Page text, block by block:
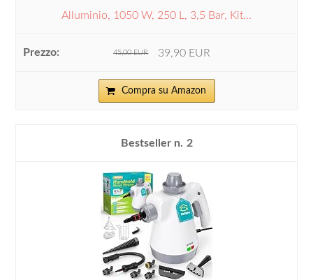
Alluminio, 1050 W, 250 L, 3,5 Bar, Kit...
45,00 EUR 39,90 EUR
Compra su Amazon
2